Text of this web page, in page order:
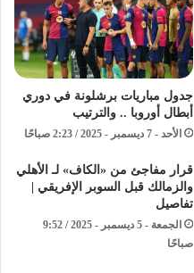
جدول مباريات برشلونة في دوري
أبطال أوروبا .. والترتيب
الأحد - 7 ديسمبر - 2025 / 2:23 صباحًا
قرار مفاجئ من «الكاف» لـ الأهلي
والزمالك قبل السوبر الإفريقي |
تفاصيل
الجمعة - 5 ديسمبر - 2025 / 9:52
صباحًا